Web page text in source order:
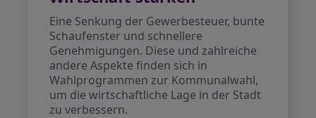
Eine Senkung der Gewerbesteuer, bunte
Schaufenster und schnellere
Genehmigungen. Diese und zahlreiche
andere Aspekte finden sich in
Wahlprogrammen zur Kommunalwahl,
um die wirtschaftliche Lage in der Stadt
zu verbessern.